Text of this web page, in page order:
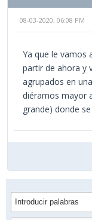
08-03-2020, 06:08 PM
Ya que le vamos
partir de ahora y
agrupados en
diéramos mayor
grande) donde